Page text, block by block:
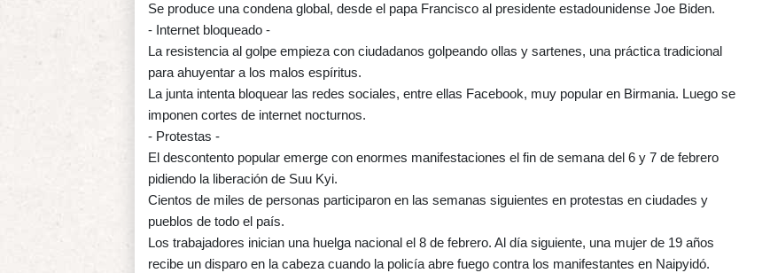
Se produce una condena global, desde el papa Francisco al presidente estadounidense Joe Biden.
- Internet bloqueado -
La resistencia al golpe empieza con ciudadanos golpeando ollas y sartenes, una práctica tradicional
para ahuyentar a los malos espíritus.
La junta intenta bloquear las redes sociales, entre ellas Facebook, muy popular en Birmania. Luego se
imponen cortes de internet nocturnos.
- Protestas -
El descontento popular emerge con enormes manifestaciones el fin de semana del 6 y 7 de febrero
pidiendo la liberación de Suu Kyi.
Cientos de miles de personas participaron en las semanas siguientes en protestas en ciudades y
pueblos de todo el país.
Los trabajadores inician una huelga nacional el 8 de febrero. Al día siguiente, una mujer de 19 años
recibe un disparo en la cabeza cuando la policía abre fuego contra los manifestantes en Naipyidó.